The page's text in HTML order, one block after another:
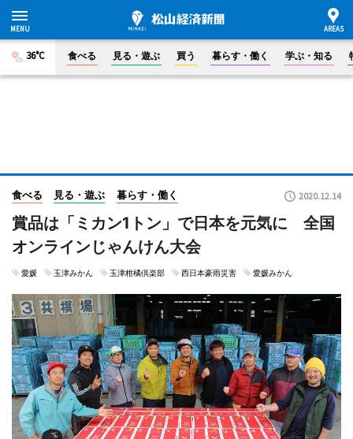
36°C 食べる 見る・遊ぶ 買う 暮らす・働く 学ぶ・知る
食べる 見る・遊ぶ 暮らす・働く 2020.12.14
賞品は「ミカン1トン」で日本を元気に 全国
オンラインじゃんけん大会
愛媛 玉津みかん 玉津柑橘倶楽部 西日本豪雨災害 愛媛みかん